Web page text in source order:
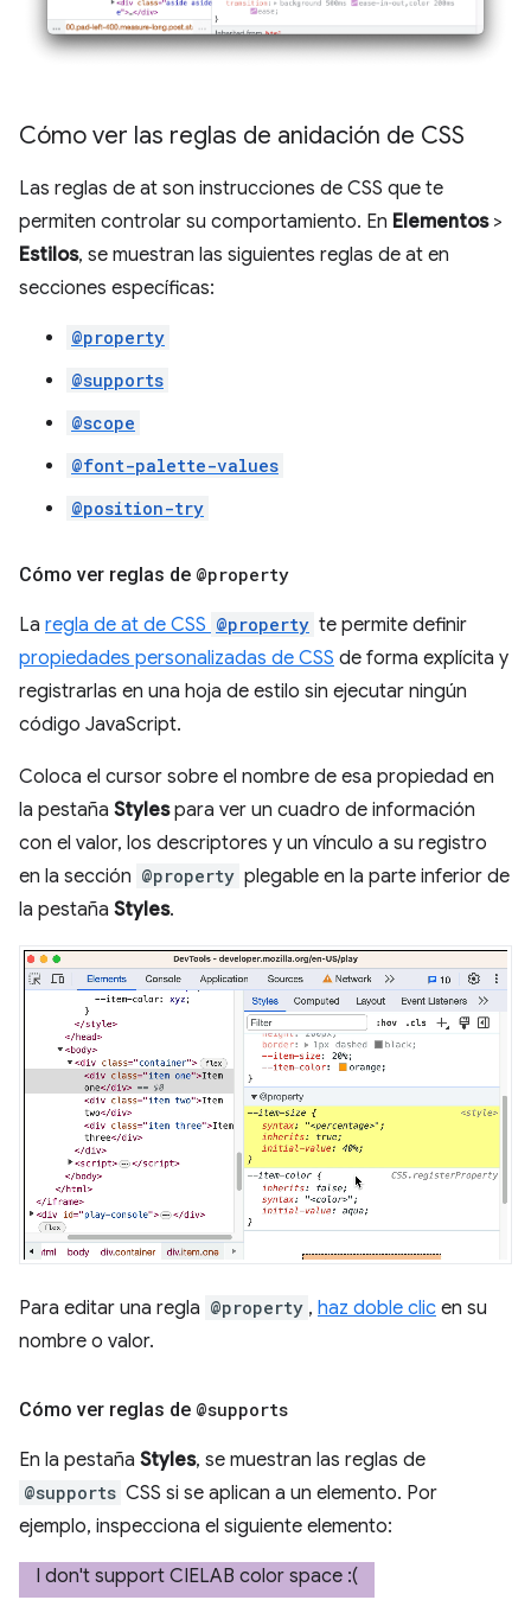
Cómo ver las reglas de anidación de CSS
Las reglas de at son instrucciones de CSS que te
permiten controlar su comportamiento. En Elementos>
Estilos, se muestran las siguientes reglas de at en
secciones específicas:
@property
@supports
@scope
@font-palette-values
@position-try
Cómo ver reglas de @property
La regla de at de CSS @property te permite definir
propiedades personalizadas de CSS de forma explícita y
registrarlas en una hoja de estilo sin ejecutar ningún
código JavaScript.
Coloca el cursor sobre el nombre de esa propiedad en
la pestaña Stylespara ver un cuadro de información
con el valor, los descriptores y un vínculo a su registro
en la sección @property plegable en la parte inferior de
la pestaña Styles.
Para editar una regla @property , haz doble clic en su
nombre o valor.
Cómo ver reglas de @supports
En la pestaña Styles, se muestran las reglas de
@supports CSS si se aplican a un elemento. Por
ejemplo, inspecciona el siguiente elemento: